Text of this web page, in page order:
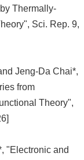
Thermally-
Sci. Rep. 9,
Jeng-Da Chai*,
from
Theory",
"Electronic and